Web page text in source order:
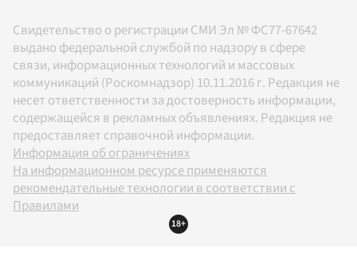
Свидетельство о регистрации СМИ Эл № ФС77-67642
выдано федеральной службой по надзору в сфере
связи, информационных технологий и массовых
коммуникаций (Роскомнадзор) 10.11.2016 г. Редакция не
несет ответственности за достоверность информации,
содержащейся в рекламных объявлениях. Редакция не
предоставляет справочной информации.
Информация об ограничениях
На информационном ресурсе применяются
рекомендательные технологии в соответствии с
Правилами
18+